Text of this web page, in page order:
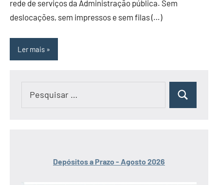
rede de serviços da Administração pública. Sem
deslocações, sem impressos e sem filas (…)
Ler mais
Pesquisar
Depósitos a Prazo - Agosto 2026